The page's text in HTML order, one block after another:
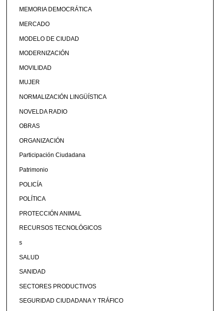
MEMORIA DEMOCRÁTICA
MERCADO
MODELO DE CIUDAD
MODERNIZACIÓN
MOVILIDAD
MUJER
NORMALIZACIÓN LINGÜÍSTICA
NOVELDA RADIO
OBRAS
ORGANIZACIÓN
Participación Ciudadana
Patrimonio
POLICÍA
POLÍTICA
PROTECCIÓN ANIMAL
RECURSOS TECNOLÓGICOS
s
SALUD
SANIDAD
SECTORES PRODUCTIVOS
SEGURIDAD CIUDADANA Y TRÁFICO